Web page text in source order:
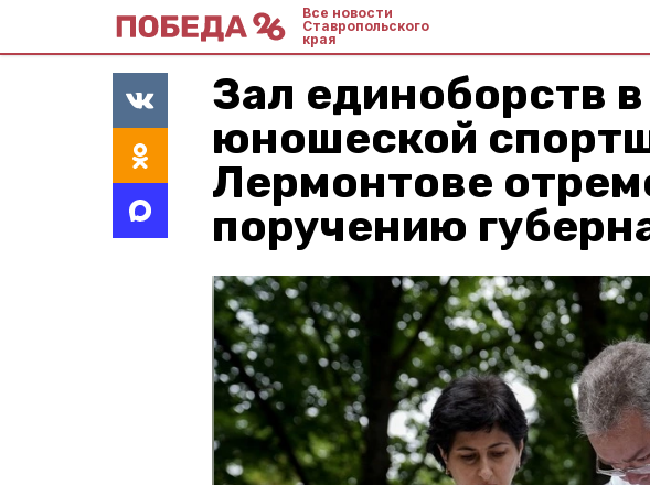
Все новости
Ставропольского
края
Зал единоборств
юношеской
Лермонтове
поручению